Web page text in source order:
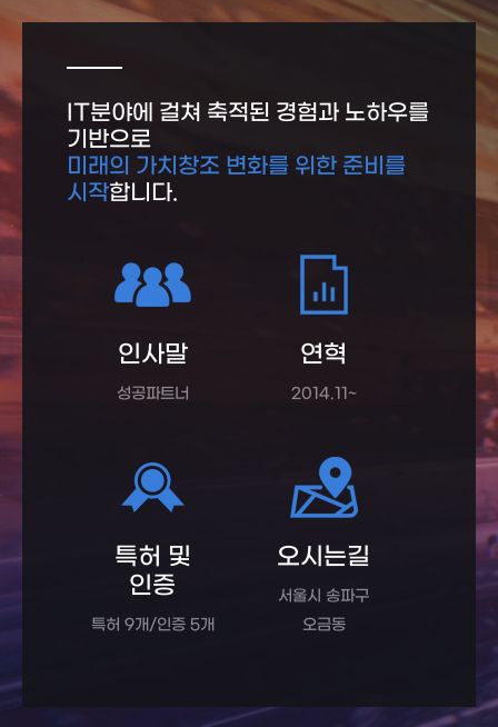
IT분야에 걸쳐 축적된 경험과 노하우를
기반으로
미래의 가치창조 변화를 위한 준비를
시작합니다.
인사말
성공파트너
연혁
2014.11~
특허 및
인증
특허 9개/인증 5개
오시는길
서울시 송파구
오금동